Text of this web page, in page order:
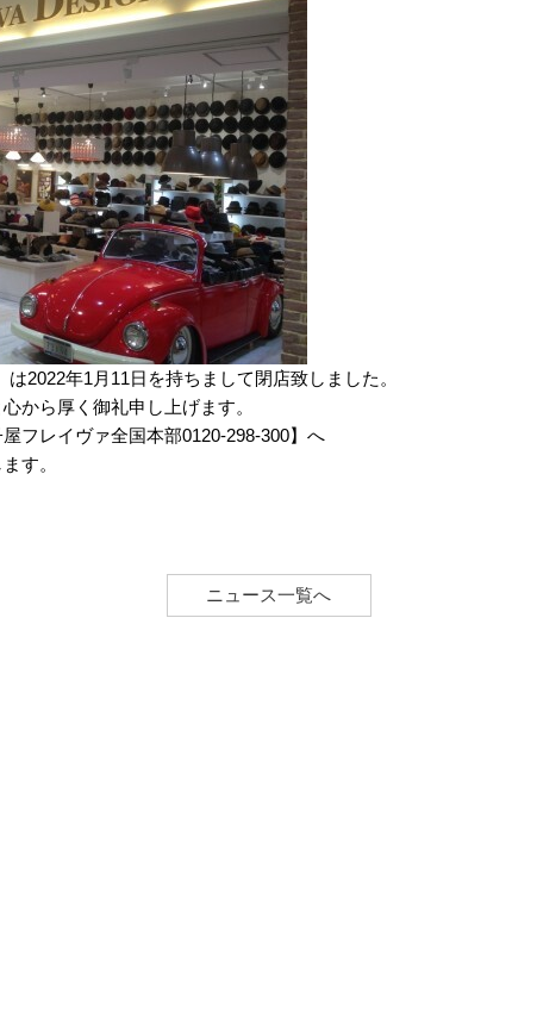
2022年1月11日を持ちまして閉店致しました。
から厚く御礼申し上げます。
フレイヴァ全国本部0120-298-300】へ
す。
ーク美浜店（直営店）】閉店致しました。
ニュース一覧へ